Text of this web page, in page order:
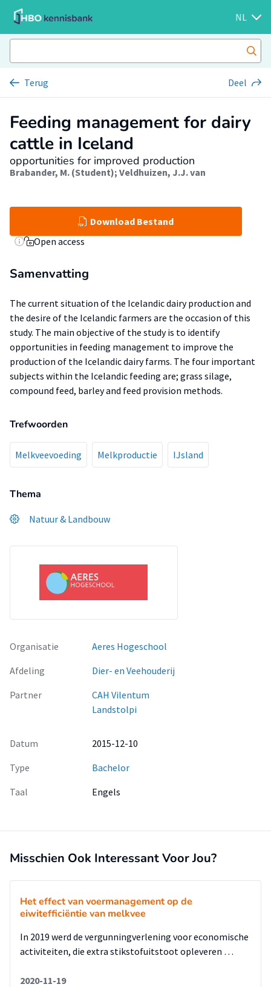
NL
Terug Deel
Feeding management for dairy
cattle in Iceland
opportunities for improved production
Brabander, M. (Student); Veldhuizen, J.J. van
Download Bestand
Open access
Samenvatting
The current situation of the Icelandic dairy production and
the desire of the Icelandic farmers are the occasion of this
study. The main objective of the study is to identify
opportunities in feeding management to improve the
production of the Icelandic dairy farms. The four important
subjects within the Icelandic feeding are; grass silage,
compound feed, barley and feed provision methods.
Trefwoorden
Melkveevoeding Melkproductie IJsland
Thema
Natuur & Landbouw
Organisatie
Aeres Hogeschool
Afdeling
Dier- en Veehouderij
Partner
CAH Vilentum
Landstolpi
Datum
2015-12-10
Type
Bachelor
Taal
Engels
Misschien Ook Interessant Voor Jou?
Het effect van voermanagement op de
eiwitefficiëntie van melkvee
In 2019 werd de vergunningverlening voor economische
activiteiten, die extra stikstofuitstoot opleveren …
2020-11-19